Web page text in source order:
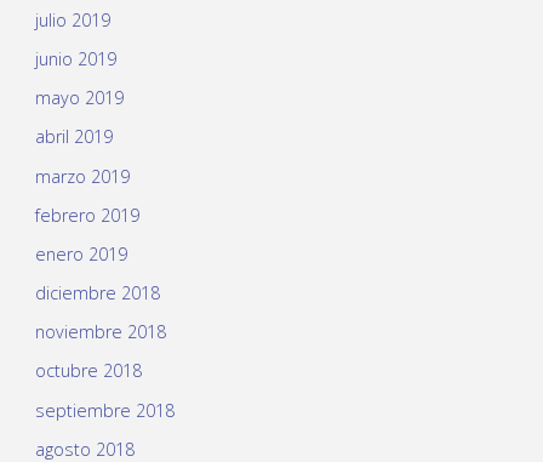
julio 2019
junio 2019
mayo 2019
abril 2019
marzo 2019
febrero 2019
enero 2019
diciembre 2018
noviembre 2018
octubre 2018
septiembre 2018
agosto 2018